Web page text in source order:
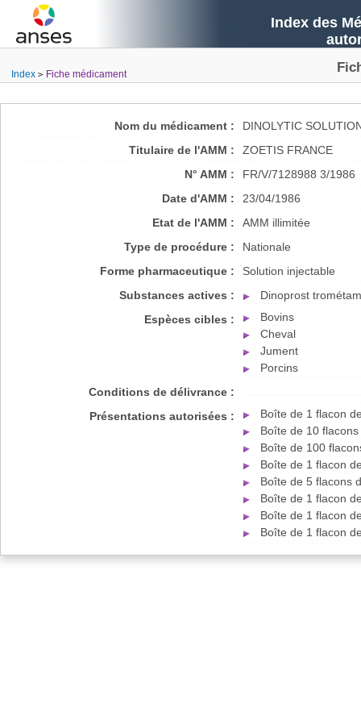
Index des
Index Fiche médicament
Nom du médicament :
DINOLYTIC
Titulaire de l'AMM :
ZOETIS FRANCE
N° AMM :
FR/V/7128988 3/1986
Date d'AMM :
23/04/1986
Etat de l'AMM :
AMM illimitée
Type de procédure :
Nationale
Forme pharmaceutique :
Solution injectable
Substances actives :
Dinoprost
Espèces cibles :
Bovins
Cheval
Jument
Porcins
Conditions de délivrance :
Présentations autorisées :
Boîte de 1 flacon
Boîte de 10
Boîte de 100
Boîte de 1 flacon
Boîte de 5 flacons
Boîte de 1 flacon
Boîte de 1 flacon
Boîte de 1 flacon